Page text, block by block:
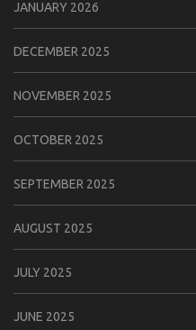
JANUARY 2026
DECEMBER 2025
NOVEMBER 2025
OCTOBER 2025
SEPTEMBER 2025
AUGUST 2025
JULY 2025
JUNE 2025